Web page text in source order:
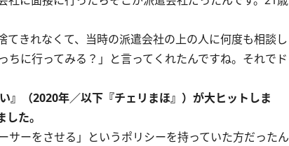
きれなくて、当時の派遣会社の上の人に何度も相談し
に行ってみる？」と言ってくれたんですね。それでド
（2020年／以下『チェリまほ』）が大ヒットしま
た。
ーをさせる」というポリシーを持っていた方だったん